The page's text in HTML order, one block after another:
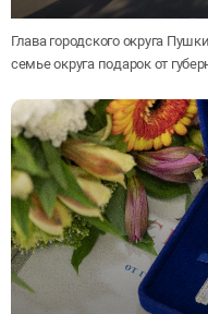
Глава городского округа
семье округа подарок от